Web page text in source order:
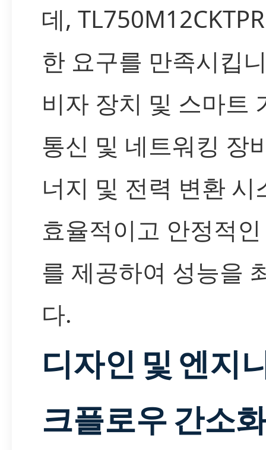
데,
한 요구를 만족시킵
비자 장치 및 스마트
통신 및 네트워킹 장
너지 및 전력 변환 시
효율적이고 안정적
를 제공하여 성능을
다.
디자인 및 엔지
크플로우 간소